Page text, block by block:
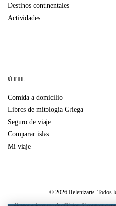
Destinos continentales
Actividades
ÚTIL
Comida a domicilio
Libros de mitología Griega
Seguro de viaje
Comparar islas
Mi viaje
© 2026 Helenizarte. Todos
Algunos enlaces son de afiliados. Si compras a